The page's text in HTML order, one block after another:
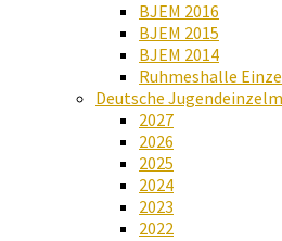
BJEM 2016
BJEM 2015
BJEM 2014
Ruhmeshalle
Deutsche
2027
2026
2025
2024
2023
2022